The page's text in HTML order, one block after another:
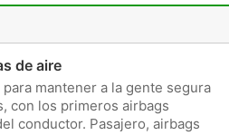
de aire
mantener a la gente segura
con los primeros airbags
conductor. Pasajero, airbags